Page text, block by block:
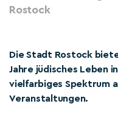
Rostock
Die Stadt Rostock
Jahre jüdisches Leben
vielfarbiges Spektrum
Veranstaltungen.